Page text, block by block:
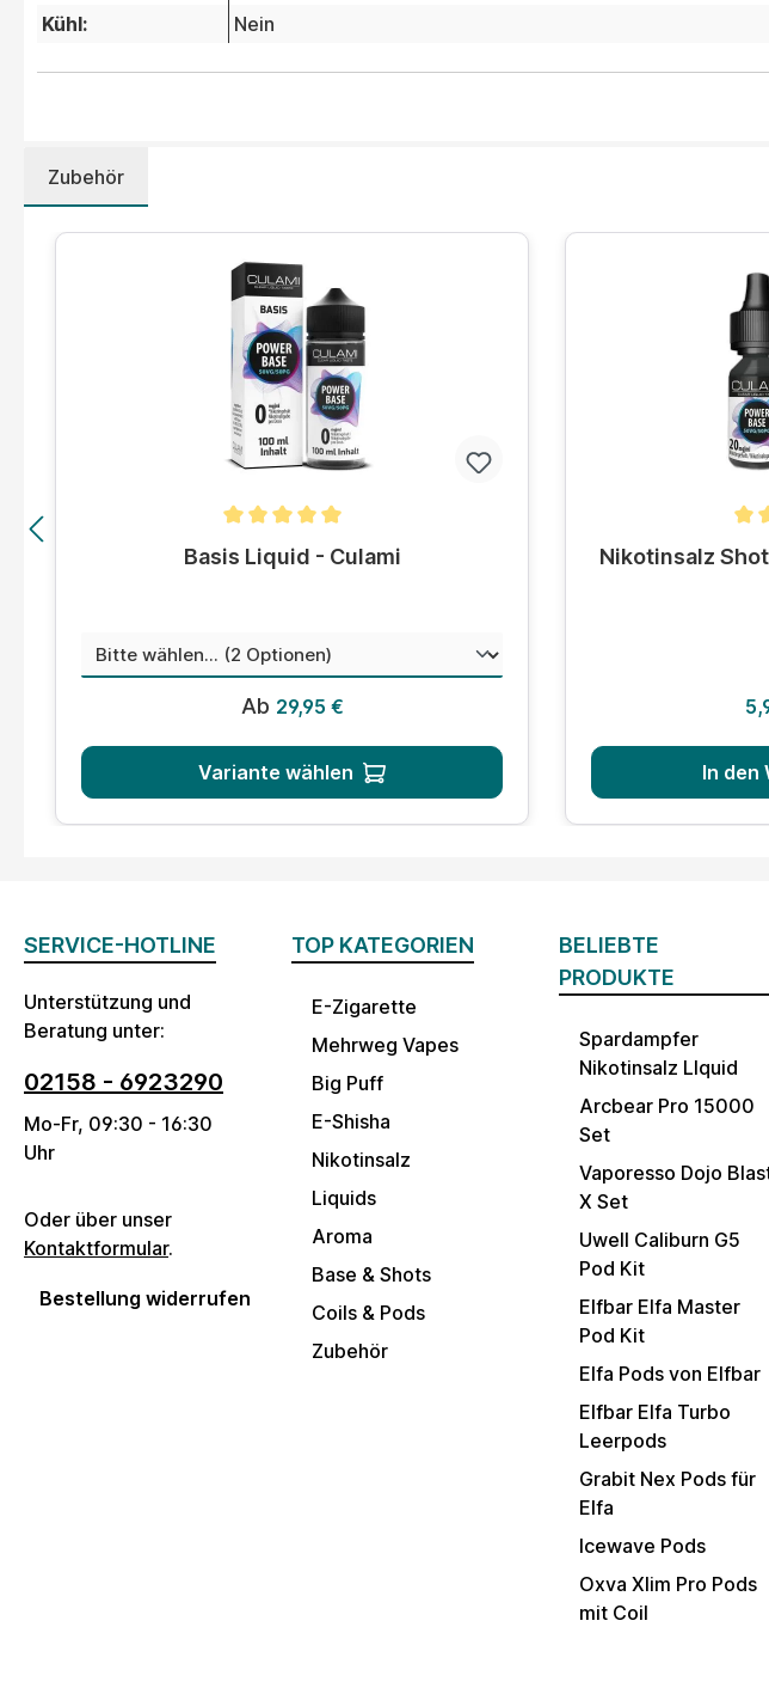
Kühl:
Nein
Zubehör
Produktgalerie überspringen
Durchschnittliche Bewertung von 5 von 5 Sternen
Basis Liquid - Culami
Mengeauswählen
Regulärer Preis:
Ab 29,95 €
Variante wählen
Durchschnittliche
Nikotinsalz
In den
SERVICE-HOTLINE
Unterstützung und
Beratung unter:
02158 - 6923290
Mo-Fr, 09:30 - 16:30
Uhr
Oder über unser
Kontaktformular.
Bestellung widerrufen
TOP KATEGORIEN
E-Zigarette
Mehrweg Vapes
Big Puff
E-Shisha
Nikotinsalz
Liquids
Aroma
Base & Shots
Coils & Pods
Zubehör
BELIEBTE
PRODUKTE
Spardampfer
Nikotinsalz LIquid
Arcbear Pro 15000
Set
Vaporesso Dojo
X Set
Uwell Caliburn G5
Pod Kit
Elfbar Elfa Master
Pod Kit
Elfa Pods von Elfbar
Elfbar Elfa Turbo
Leerpods
Grabit Nex Pods für
Elfa
Icewave Pods
Oxva Xlim Pro Pods
mit Coil